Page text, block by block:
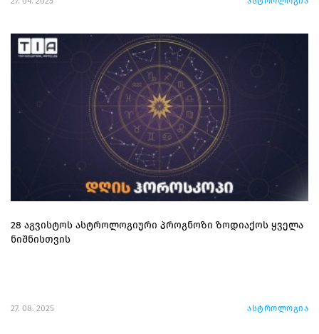
28 აგვისტოს ასტროლოგიური პროგნოზი ზოდიაქოს ყველა
ნიშნისთვის
27. 08. 2025 ასტროლოგია